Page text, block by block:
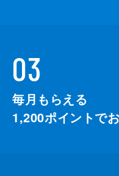
03
毎月もらえる
1,200ポイントでお